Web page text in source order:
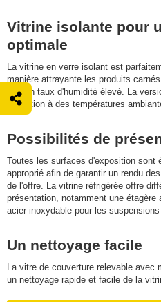
Vitrine isolante pour
optimale
La vitrine en verre isolant est
manière attrayante les produits
et à un taux d'humidité élevé. La
utilisation à des températures
Possibilités de
Toutes les surfaces d'exposition sont
approprié afin de garantir un rendu
de l'offre. La vitrine réfrigérée offre
présentation, notamment une étagère
acier inoxydable pour les
Un nettoyage facile
La vitre de couverture relevable avec
un nettoyage rapide et facile de la